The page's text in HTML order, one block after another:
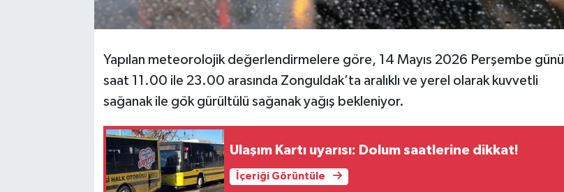
Yapılan meteorolojik değerlendirmelere göre, 14 Mayıs 2026 Perşembe günü
saat 11.00 ile 23.00 arasında Zonguldak’ta aralıklı ve yerel olarak kuvvetli
sağanak ile gök gürültülü sağanak yağış bekleniyor.
Ulaşım Kartı uyarısı: Dolum saatlerine dikkat!
İçeriği Görüntüle